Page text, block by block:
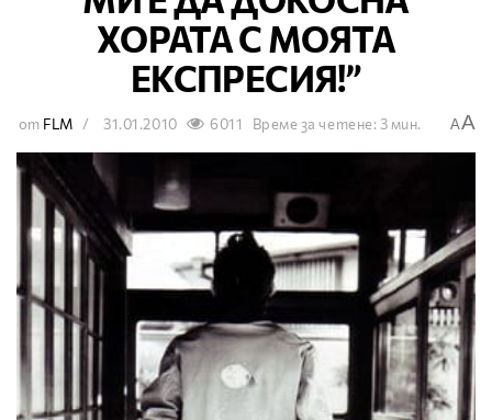
ХОРАТА С МОЯТА
ЕКСПРЕСИЯ!”
от FLM 31.01.2010 6011 Време за четене: 3 мин. AA